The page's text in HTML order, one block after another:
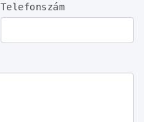
Telefonszám